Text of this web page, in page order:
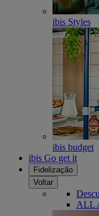
ibis Styles
ibis budget
ibis Go get it
Fidelização
Voltar
ALL